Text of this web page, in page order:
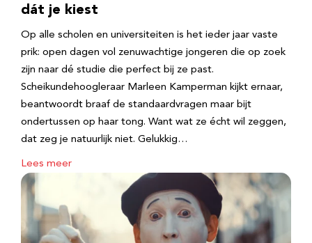
dát je kiest
Op alle scholen en universiteiten is het ieder jaar vaste
prik: open dagen vol zenuwachtige jongeren die op zoek
zijn naar dé studie die perfect bij ze past.
Scheikundehoogleraar Marleen Kamperman kijkt ernaar,
beantwoordt braaf de standaardvragen maar bijt
ondertussen op haar tong. Want wat ze écht wil zeggen,
dat zeg je natuurlijk niet. Gelukkig…
Lees meer